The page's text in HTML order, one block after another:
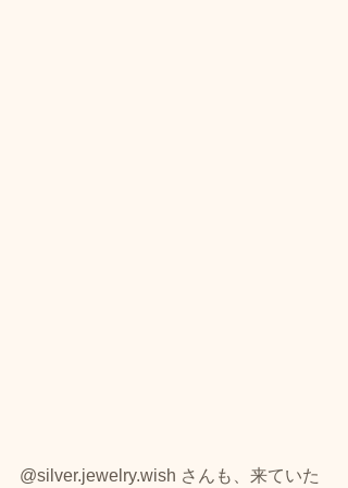
@silver.jewelry.wish さんも、来ていた